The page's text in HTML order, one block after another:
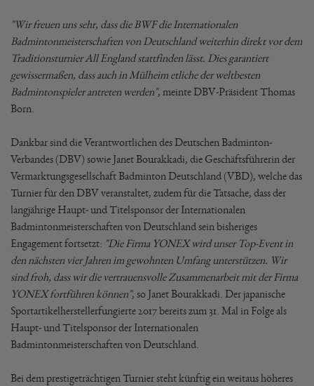
"Wir freuen uns sehr, dass die BWF die Internationalen
Badmintonmeisterschaften von Deutschland weiterhin direkt vor dem
Traditionsturnier All England stattfinden lässt. Dies garantiert
gewissermaßen, dass auch in Mülheim etliche der weltbesten
Badmintonspieler antreten werden", meinte DBV-Präsident Thomas
Born.
Dankbar sind die Verantwortlichen des Deutschen Badminton-
Verbandes (DBV) sowie Janet Bourakkadi, die Geschäftsführerin der
Vermarktungsgesellschaft Badminton Deutschland (VBD), welche das
Turnier für den DBV veranstaltet, zudem für die Tatsache, dass der
langjährige Haupt- und Titelsponsor der Internationalen
Badmintonmeisterschaften von Deutschland sein bisheriges
Engagement fortsetzt: "Die Firma YONEX wird unser Top-Event in
den nächsten vier Jahren im gewohnten Umfang unterstützen. Wir
sind froh, dass wir die vertrauensvolle Zusammenarbeit mit der Firma
YONEX fortführen können", so Janet Bourakkadi. Der japanische
Sportartikelherstellerfungierte 2017 bereits zum 31. Mal in Folge als
Haupt- und Titelsponsor der Internationalen
Badmintonmeisterschaften von Deutschland.
Bei dem prestigeträchtigen Turnier steht künftig ein weitaus höheres